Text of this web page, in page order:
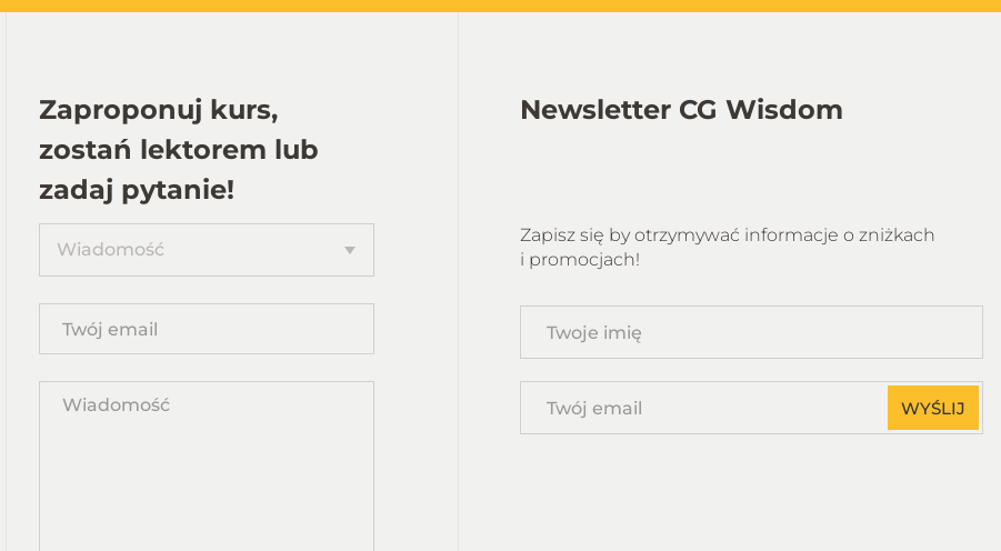
Zaproponuj kurs,
zostań lektorem lub
zadaj pytanie!
kurs
Wiadomość
email
Wpisz
propozycję
Newsletter CG Wisdom
Zapisz się by otrzymywać informacje o zniżkach
i promocjach!
imię
email
WYŚLIJ